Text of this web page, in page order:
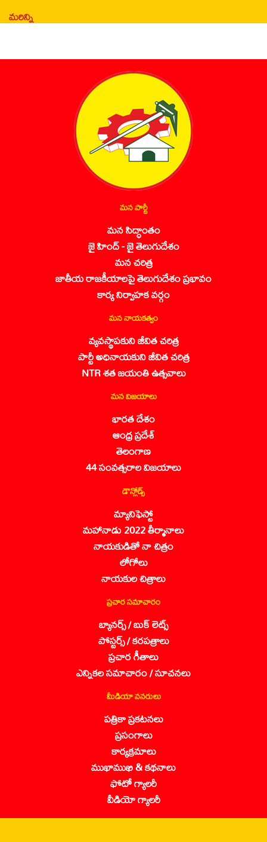
మరిన్ని
మన పార్టీ
మన సిద్ధాంతం
జై హింద్ - జై తెలుగుదేశం
మన చరిత్ర
జాతీయ రాజకీయాలపై తెలుగుదేశం ప్రభావం
కార్య నిర్వాహక వర్గం
మన నాయకత్వం
వ్యవస్థాపకుని జీవిత చరిత్ర
పార్టీ అధినాయకుని జీవిత చరిత్ర
NTR శత జయంతి ఉత్సవాలు
మన విజయాలు
భారత దేశం
ఆంధ్ర ప్రదేశ్
తెలంగాణ
44 సంవత్సరాల విజయాలు
డౌన్లోడ్స్
మ్యానిఫెస్టో
మహానాడు 2022 తీర్మానాలు
నాయకుడితో నా చిత్రం
లోగోలు
నాయకుల చిత్రాలు
ప్రచార సమాచారం
బ్యానర్స్ / బుక్ లెట్స్
పోస్టర్స్ / కరపత్రాలు
ప్రచార గీతాలు
ఎన్నికల సమాచారం / సూచనలు
మీడియా వనరులు
పత్రికా ప్రకటనలు
ప్రసంగాలు
కార్యక్రమాలు
ముఖాముఖి & కథనాలు
ఫోటో గ్యాలరీ
వీడియో గ్యాలరీ